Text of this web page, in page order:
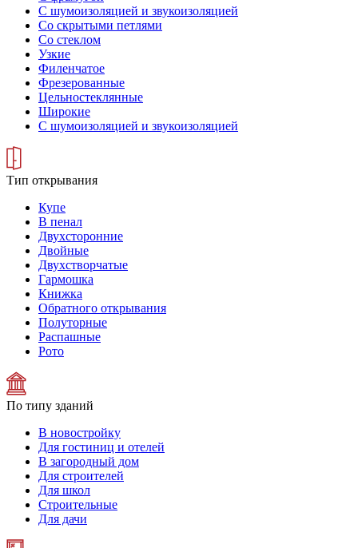
С шумоизоляцией и звукоизоляцией
Со скрытыми петлями
Со стеклом
Узкие
Филенчатое
Фрезерованные
Цельностеклянные
Широкие
С шумоизоляцией и звукоизоляцией
Тип открывания
Купе
В пенал
Двухсторонние
Двойные
Двухстворчатые
Гармошка
Книжка
Обратного открывания
Полуторные
Распашные
Рото
По типу зданий
В новостройку
Для гостиниц и отелей
В загородный дом
Для строителей
Для школ
Строительные
Для дачи